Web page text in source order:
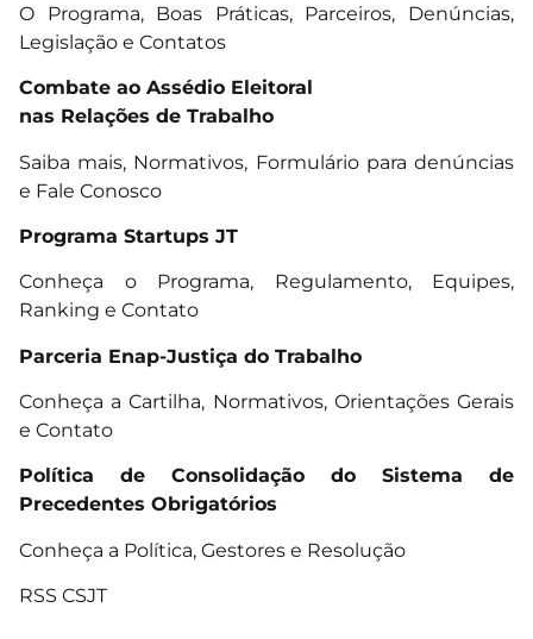
O Programa, Boas Práticas, Parceiros, Denúncias,
Legislação e Contatos
Combate ao Assédio Eleitoral
nas Relações de Trabalho
Saiba mais, Normativos, Formulário para denúncias
e Fale Conosco
Programa Startups JT
Conheça o Programa, Regulamento, Equipes,
Ranking e Contato
Parceria Enap-Justiça do Trabalho
Conheça a Cartilha, Normativos, Orientações Gerais
e Contato
Política de Consolidação do Sistema de
Precedentes Obrigatórios
Conheça a Política, Gestores e Resolução
RSS CSJT